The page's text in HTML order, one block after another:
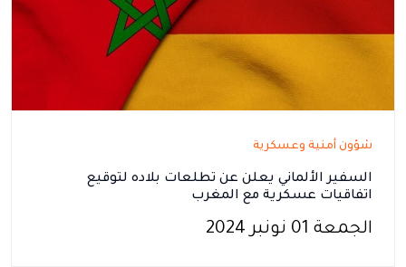
شؤون أمنية وعسكرية
السفير الألماني يعلن عن تطلعات بلاده لتوقيع
اتفاقيات عسكرية مع المغرب
الجمعة 01 نونبر 2024